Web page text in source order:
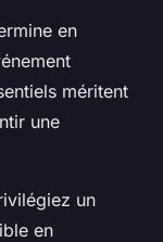
en
méritent
une
un
en